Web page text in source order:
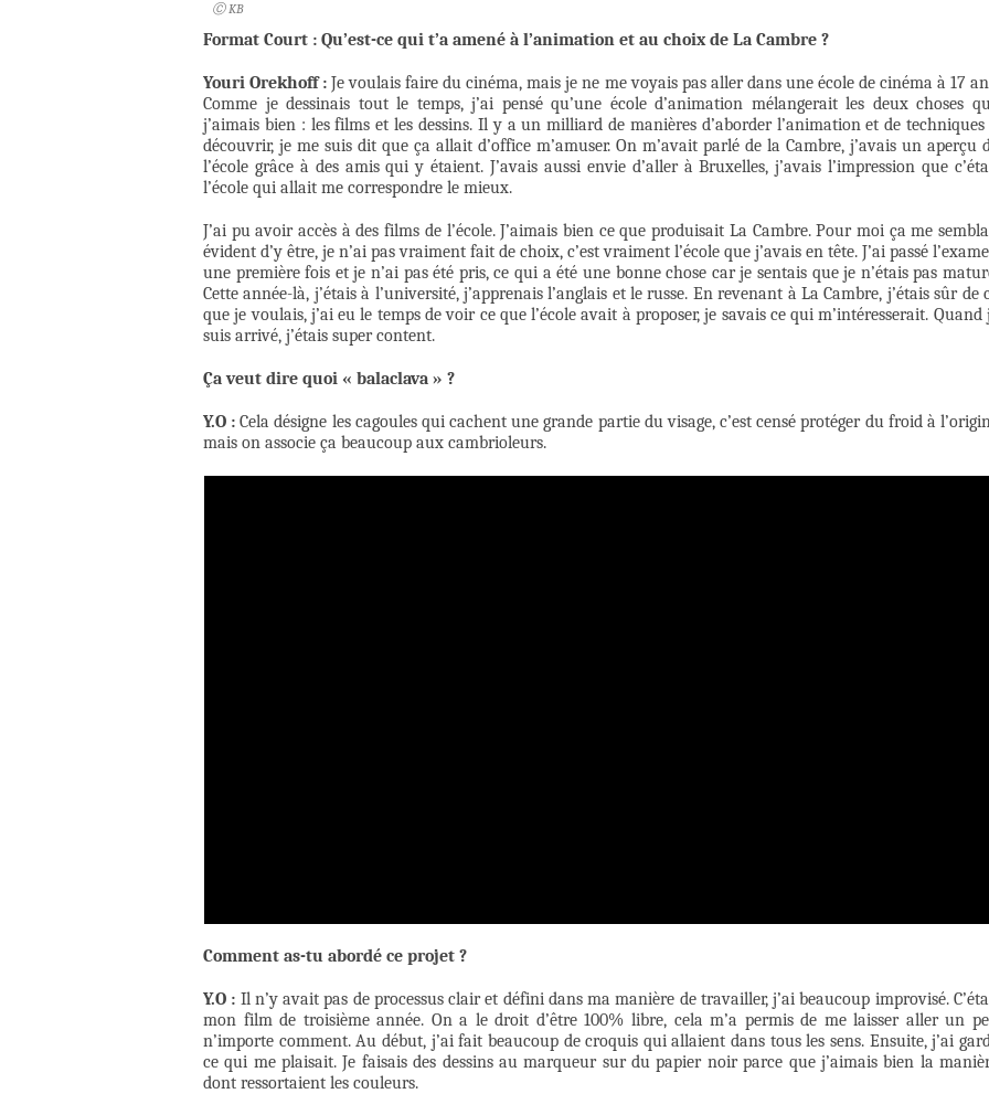
Ⓒ KB
Format Court : Qu’est-ce qui t’a amené à l’animation et au choix de La Cambre ?
Youri Orekhoff : Je voulais faire du cinéma, mais je ne me voyais pas aller dans une école de cinéma à 17
Comme je dessinais tout le temps, j’ai pensé qu’une école d’animation mélangerait les deux choses
j’aimais bien : les films et les dessins. Il y a un milliard de manières d’aborder l’animation et de techniques
découvrir, je me suis dit que ça allait d’office m’amuser. On m’avait parlé de la Cambre, j’avais un aperçu
l’école grâce à des amis qui y étaient. J’avais aussi envie d’aller à Bruxelles, j’avais l’impression que
l’école qui allait me correspondre le mieux.
J’ai pu avoir accès à des films de l’école. J’aimais bien ce que produisait La Cambre. Pour moi ça me
évident d’y être, je n’ai pas vraiment fait de choix, c’est vraiment l’école que j’avais en tête. J’ai passé
une première fois et je n’ai pas été pris, ce qui a été une bonne chose car je sentais que je n’étais pas
Cette année-là, j’étais à l’université, j’apprenais l’anglais et le russe. En revenant à La Cambre, j’étais sûr de
que je voulais, j’ai eu le temps de voir ce que l’école avait à proposer, je savais ce qui m’intéresserait. Quand
suis arrivé, j’étais super content.
Ça veut dire quoi « balaclava » ?
Y.O : Cela désigne les cagoules qui cachent une grande partie du visage, c’est censé protéger du froid à
mais on associe ça beaucoup aux cambrioleurs.
Comment as-tu abordé ce projet ?
Y.O : Il n’y avait pas de processus clair et défini dans ma manière de travailler, j’ai beaucoup improvisé.
mon film de troisième année. On a le droit d’être 100% libre, cela m’a permis de me laisser aller un
n’importe comment. Au début, j’ai fait beaucoup de croquis qui allaient dans tous les sens. Ensuite, j’ai
ce qui me plaisait. Je faisais des dessins au marqueur sur du papier noir parce que j’aimais bien la
dont ressortaient les couleurs.